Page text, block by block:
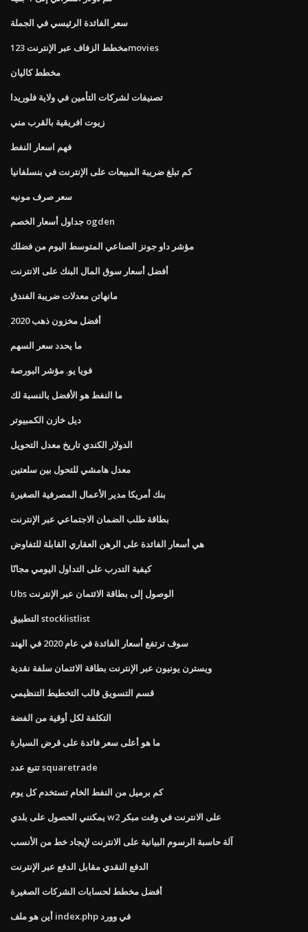
سعر الفائدة الرئيسي في الجملة
مخطط الزفاف عبر الإنترنت 123movies
مخطط كاليان
تصنيفات لشركات التأمين في ولاية فلوريدا
زيوت افريقية بالقرب مني
فهم اسعار النفط
كم تبلغ ضريبة المبيعات على الإنترنت في بنسلفانيا
سعر صرف مونيه
جداول أسعار الخصم ogden
مؤشر داو جونز الصناعي المتوسط ​​اليوم من فضلك
أفضل أسعار سوق المال البنك على الانترنت
مانهاتن معدلات ضريبة الفندق
أفضل مخزون ذهب 2020
ما يحدد سعر السهم
فويا يو. مؤشر البورصة
ما النفط هو الأفضل بالنسبة لك
ديل خازن الكمبيوتر
الدولار الكندي تاريخ معدل التحويل
معدل هامشي للتحول بين سلعتين
بنك أمريكا مدير الأعمال المصرفية الصغيرة
بطاقة طلب الضمان الاجتماعي عبر الإنترنت
هي أسعار الفائدة على الرهن العقاري القابلة للتفاوض
كيفية التدرب على التداول اليومي مجانًا
Ubs الوصول إلى بطاقة الائتمان عبر الإنترنت
التطبيق stocklistlist
سوف ترتفع أسعار الفائدة في عام 2020 في الهند
ويسترن يونيون عبر الإنترنت بطاقة الائتمان سلفة نقدية
قسم التسويق قالب التخطيط التنظيمي
التكلفة لكل أوقية من الفضة
ما هو أعلى سعر فائدة على قرض السيارة
تتبع عدد squaretrade
كم برميل من النفط الخام تستخدم كل يوم
يمكنني الحصول على بلدي w2 على الانترنت في وقت مبكر
آلة حاسبة الرسوم البيانية على الانترنت لإيجاد خط من الأنسب
الدفع النقدي مقابل الدفع عبر الإنترنت
أفضل مخطط لحسابات الشركات الصغيرة
أين هو ملف index.php في وورد